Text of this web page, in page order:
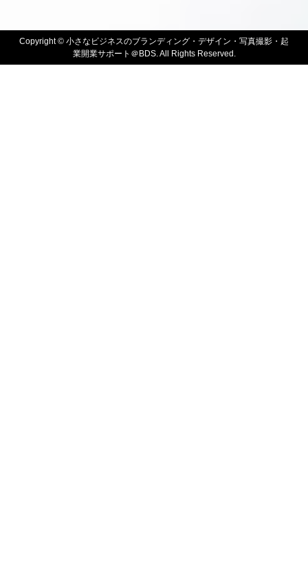
Copyright © 小さなビジネスのブランディング・デザイン・写真撮影・起
業開業サポート＠BDS. All Rights Reserved.